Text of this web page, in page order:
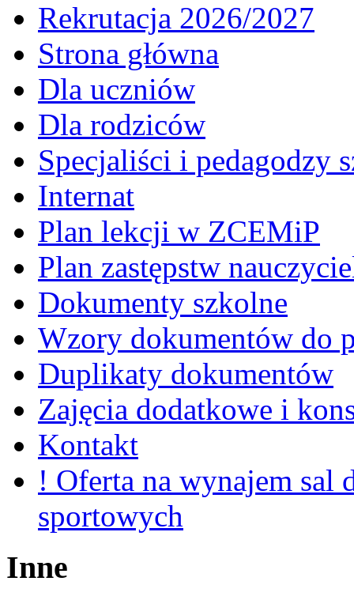
Rekrutacja 2026/2027
Strona główna
Dla uczniów
Dla rodziców
Specjaliści i pedagodzy
Internat
Plan lekcji w ZCEMiP
Plan zastępstw
Dokumenty szkolne
Wzory dokumentów do
Duplikaty dokumentów
Zajęcia dodatkowe i
Kontakt
! Oferta na wynajem
sportowych
Inne